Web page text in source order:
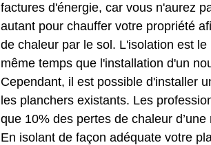
factures d'énergie, car vous n'aurez
autant pour chauffer votre propriété
de chaleur par le sol. L'isolation est
même temps que l'installation d'un
Cependant, il est possible d'installer
les planchers existants. Les
que 10% des pertes de chaleur
En isolant de façon adéquate votre